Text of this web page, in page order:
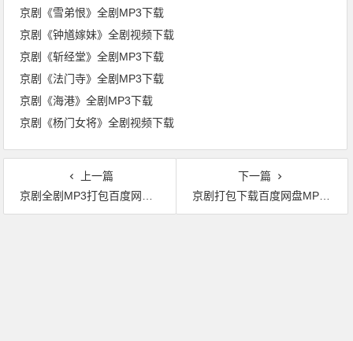
京剧《雪弟恨》全剧MP3下载
京剧《钟馗嫁妹》全剧视频下载
京剧《斩经堂》全剧MP3下载
京剧《法门寺》全剧MP3下载
京剧《海港》全剧MP3下载
京剧《杨门女将》全剧视频下载
上一篇
京剧全剧MP3打包百度网盘下载10部（02）
下一篇
京剧打包下载百度网盘MP3全剧戏曲10部（04）